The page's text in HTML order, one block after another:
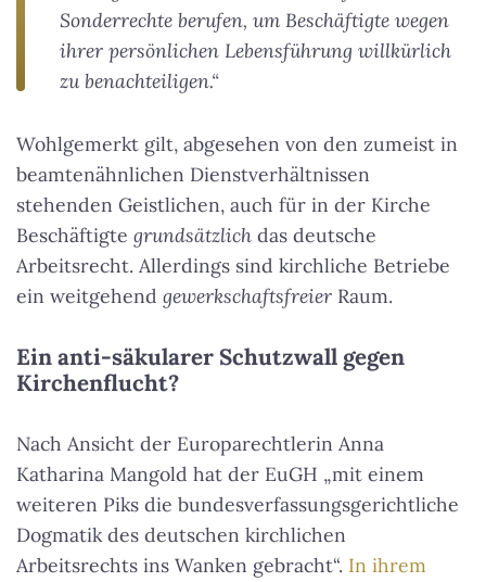
Sonderrechte berufen, um Beschäftigte wegen
ihrer persönlichen Lebensführung willkürlich
zu benachteiligen.“
Wohlgemerkt gilt, abgesehen von den zumeist in
beamtenähnlichen Dienstverhältnissen
stehenden Geistlichen, auch für in der Kirche
Beschäftigte grundsätzlich das deutsche
Arbeitsrecht. Allerdings sind kirchliche Betriebe
ein weitgehend gewerkschaftsfreier Raum.
Ein anti-säkularer Schutzwall gegen
Kirchenflucht?
Nach Ansicht der Europarechtlerin Anna
Katharina Mangold hat der EuGH „mit einem
weiteren Piks die bundesverfassungsgerichtliche
Dogmatik des deutschen kirchlichen
Arbeitsrechts ins Wanken gebracht“. In ihrem